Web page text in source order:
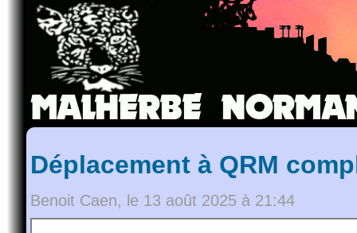
Déplacement à QRM
Benoit Caen, le 13 août 2025 à 21:44